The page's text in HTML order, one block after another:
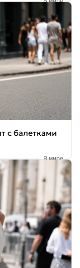
с балетками
В мире